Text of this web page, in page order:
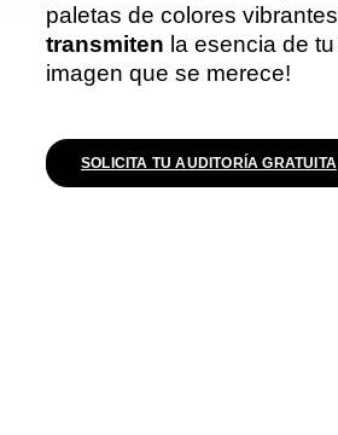
paletas de colores
transmiten la esencia de
imagen que se merece!
SOLICITA TU AUDITORÍA GRATUITA